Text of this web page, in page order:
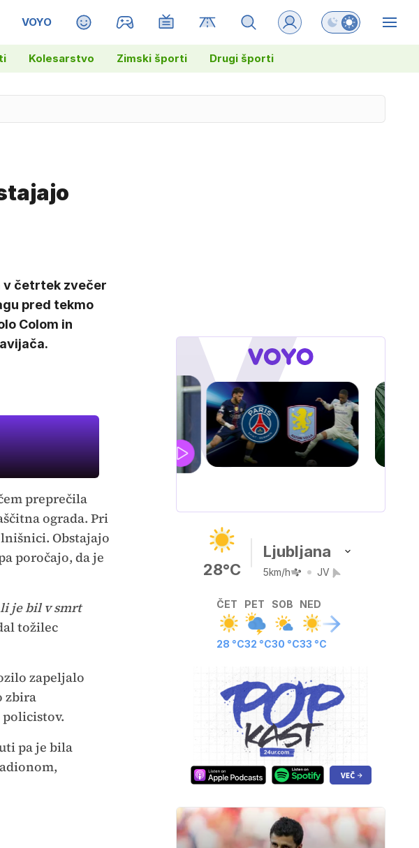
VOYO MAGAZIN Preklopi barvni
Kolesarstvo Zimski športi Drugi športi
v četrtek zvečer
pred tekmo
Colom in
preprečila
ograda. Pri
Obstajajo
poročajo, da je
je bil v smrt
tožilec
zapeljalo
zbira
pa je bila
UEFA
SUPERPOKAL
28°C
Ljubljana
5km/h JV
ČET
28 °C
PET
32 °C
SOB
30 °C
NED
33 °C